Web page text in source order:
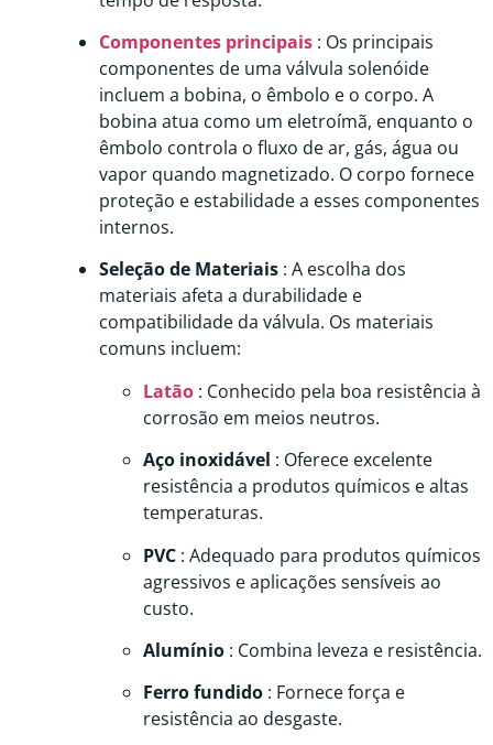
Componentes principais : Os principais
componentes de uma válvula solenóide
incluem a bobina, o êmbolo e o corpo. A
bobina atua como um eletroímã, enquanto o
êmbolo controla o fluxo de ar, gás, água ou
vapor quando magnetizado. O corpo fornece
proteção e estabilidade a esses componentes
internos.
Seleção de Materiais : A escolha dos
materiais afeta a durabilidade e
compatibilidade da válvula. Os materiais
comuns incluem:
Latão : Conhecido pela boa resistência à
corrosão em meios neutros.
Aço inoxidável : Oferece excelente
resistência a produtos químicos e altas
temperaturas.
PVC : Adequado para produtos químicos
agressivos e aplicações sensíveis ao
custo.
Alumínio : Combina leveza e resistência.
Ferro fundido : Fornece força e
resistência ao desgaste.